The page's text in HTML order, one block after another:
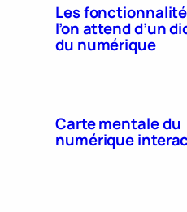
Les
l’on attend d’un
du numérique
Carte mentale du
numérique